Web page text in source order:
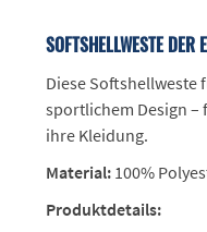
SOFTSHELLWESTE DER
Diese
sportlichem Design –
ihre Kleidung.
Material: 100%
Produktdetails: